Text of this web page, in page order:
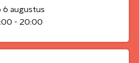
6 augustus
- 20:00